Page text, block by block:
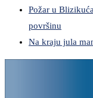
Požar u
površinu
Na kraju jula